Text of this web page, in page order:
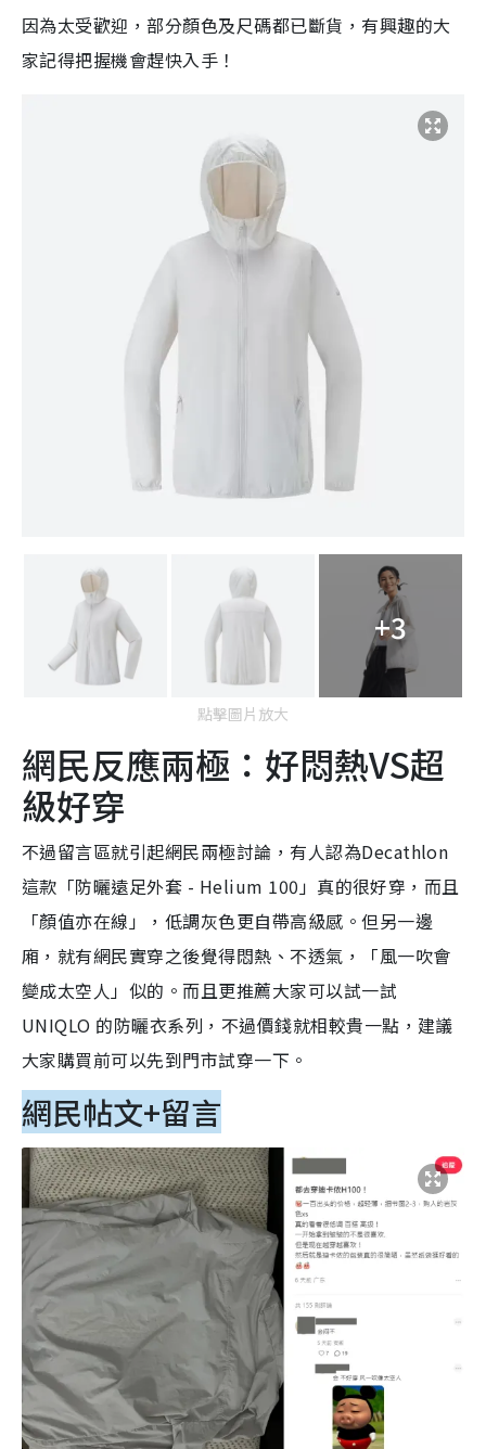
因為太受歡迎，部分顏色及尺碼都已斷貨，有興趣的大
家記得把握機會趕快入手！
+3
點擊圖片放大
網民反應兩極：好悶熱VS超
級好穿
不過留言區就引起網民兩極討論，有人認為Decathlon
這款「防曬遠足外套 - Helium 100」真的很好穿，而且
「顏值亦在線」，低調灰色更自帶高級感。但另一邊
廂，就有網民實穿之後覺得悶熱、不透氣，「風一吹會
變成太空人」似的。而且更推薦大家可以試一試
UNIQLO 的防曬衣系列，不過價錢就相較貴一點，建議
大家購買前可以先到門市試穿一下。
網民帖文+留言